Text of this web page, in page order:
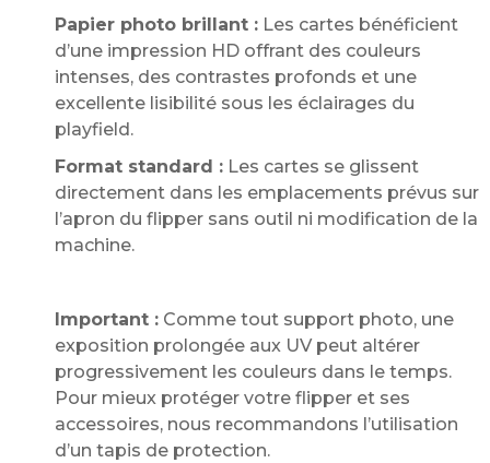
Papier photo brillant : Les cartes bénéficient
d’une impression HD offrant des couleurs
intenses, des contrastes profonds et une
excellente lisibilité sous les éclairages du
playfield.
Format standard : Les cartes se glissent
directement dans les emplacements prévus sur
l’apron du flipper sans outil ni modification de la
machine.
Important : Comme tout support photo, une
exposition prolongée aux UV peut altérer
progressivement les couleurs dans le temps.
Pour mieux protéger votre flipper et ses
accessoires, nous recommandons l’utilisation
d’un tapis de protection.